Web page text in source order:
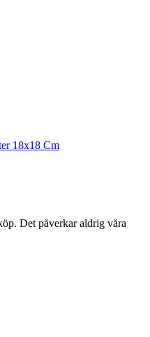
18x18 Cm
Det påverkar aldrig våra